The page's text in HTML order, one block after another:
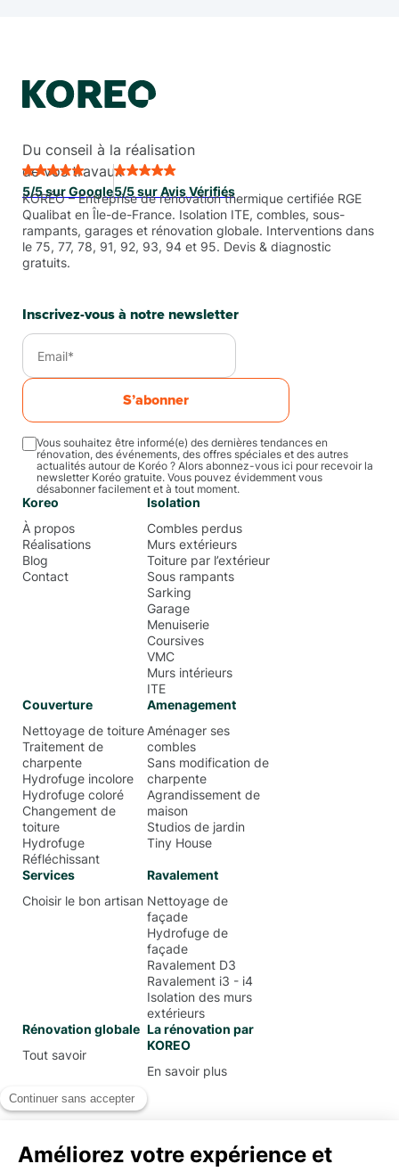
Du conseil à la réalisation
de vos travaux
5/5 sur Google5/5 sur Avis Vérifiés
KORÉO – Entreprise de rénovation thermique certifiée RGE
Qualibat en Île-de-France. Isolation ITE, combles, sous-
rampants, garages et rénovation globale. Interventions dans
le 75, 77, 78, 91, 92, 93, 94 et 95. Devis & diagnostic
gratuits.
Inscrivez-vous à notre newsletter
S’abonner
Vous souhaitez être informé(e) des dernières tendances en
rénovation, des événements, des offres spéciales et des autres
actualités autour de Koréo ? Alors abonnez-vous ici pour recevoir la
newsletter Koréo gratuite. Vous pouvez évidemment vous
désabonner facilement et à tout moment.
Koreo
À propos
Réalisations
Blog
Contact
Isolation
Combles perdus
Murs extérieurs
Toiture par l’extérieur
Sous rampants
Sarking
Garage
Menuiserie
Coursives
VMC
Murs intérieurs
ITE
Couverture
Nettoyage de toiture
Traitement de
charpente
Hydrofuge incolore
Hydrofuge coloré
Changement de
toiture
Hydrofuge
Réfléchissant
Amenagement
Aménager ses
combles
Sans modification de
charpente
Agrandissement de
maison
Studios de jardin
Tiny House
Services
Choisir le bon artisan
Ravalement
Nettoyage de
façade
Hydrofuge de
façade
Ravalement D3
Ravalement i3 - i4
Isolation des murs
extérieurs
Rénovation globale
Tout savoir
La rénovation par
KOREO
En savoir plus
Mentions Légales
Conditions Générales d’Utilisation